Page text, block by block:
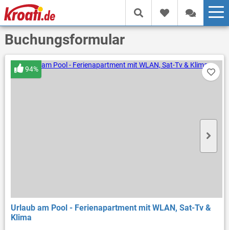
Buchungsformular
Urlaub am Pool - Ferienapartment mit WLAN, Sat-Tv &
Klima
94%